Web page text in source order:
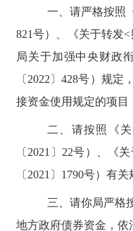
一、请严格按照
821号）、《关于转发<
局关于加强中央财政
〔 2022 〕428号）规定
接资金使用规定的项目
二、请按照《
〔 2021 〕 22号）、《
〔 2021 〕 1790号）有关
三、请你局严格
地方政府债券资金，依